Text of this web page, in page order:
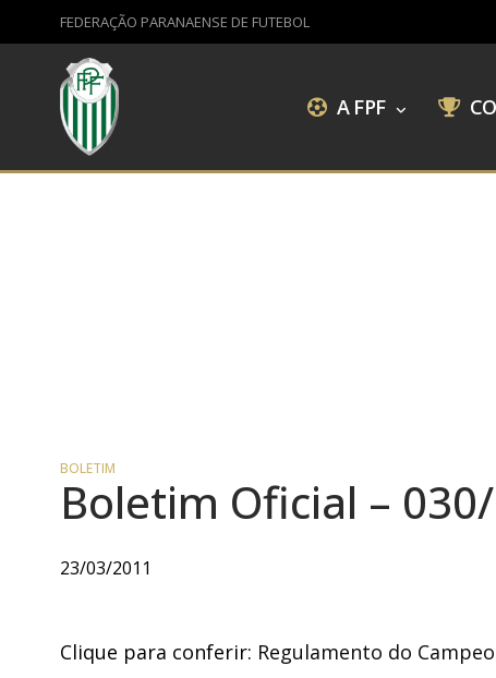
FEDERAÇÃO PARANAENSE DE FUTEBOL
A FPF
BOLETIM
Boletim Oficial –
23/03/2011
Clique para conferir: Regulamento do